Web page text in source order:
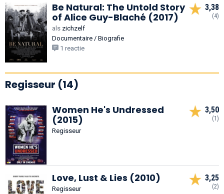
Be Natural: The Untold Story
of Alice Guy-Blaché (2017)
als zichzelf
Documentaire / Biografie
1 reactie
3,38
(4)
Regisseur (14)
Women He's Undressed
(2015)
Regisseur
3,50
(1)
Love, Lust & Lies (2010)
Regisseur
3,25
(2)